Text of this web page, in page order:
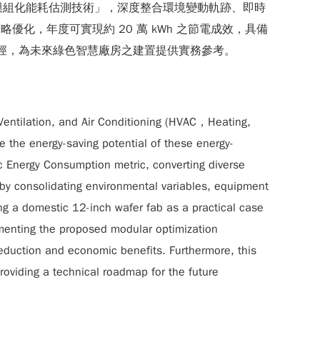
化能耗估測技術」，深度整合環境變動軌跡、即時
優化，年度可實現約 20 萬 kWh 之節電成效，具備
為未來綠色智慧廠房之建置提供實務參考。
and Air Conditioning (HVAC，Heating,
the energy-saving potential of these energy-
Consumption metric, converting diverse
consolidating environmental variables, equipment
a domestic 12-inch wafer fab as a practical case
the proposed modular optimization
and economic benefits. Furthermore, this
a technical roadmap for the future